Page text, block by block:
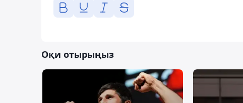
Оқи отырыңыз